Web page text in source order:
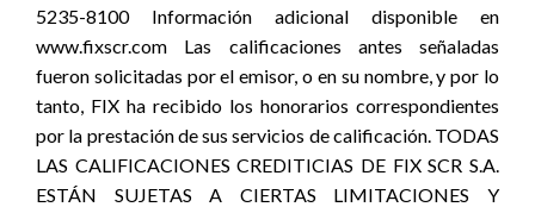
5235-8100 Información adicional disponible en
www.fixscr.com Las calificaciones antes señaladas
fueron solicitadas por el emisor, o en su nombre, y por lo
tanto, FIX ha recibido los honorarios correspondientes
por la prestación de sus servicios de calificación. TODAS
LAS CALIFICACIONES CREDITICIAS DE FIX SCR S.A.
ESTÁN SUJETAS A CIERTAS LIMITACIONES Y